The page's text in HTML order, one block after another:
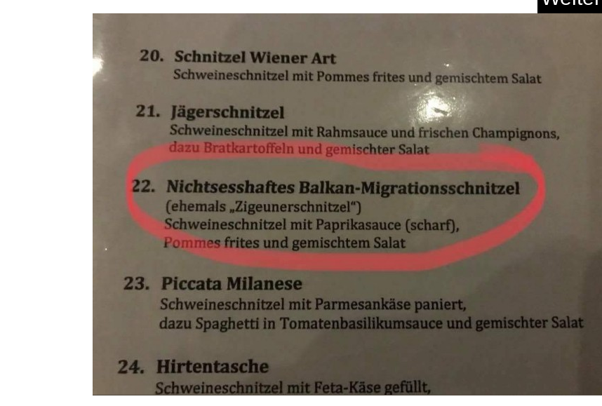
Mein Wimmelbuch: Rundherum
in ...